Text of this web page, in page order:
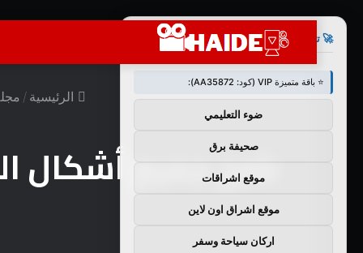
الرئيسية /
شرح جميع أشكال
🚀 توصيات :
⭐ باقة متميزة VIP (كود: AA35872):
ضوء التعليمي
صحيفة برق
موقع اشراقات
موقع اشراق اون لاين
اركان سياحة وسفر